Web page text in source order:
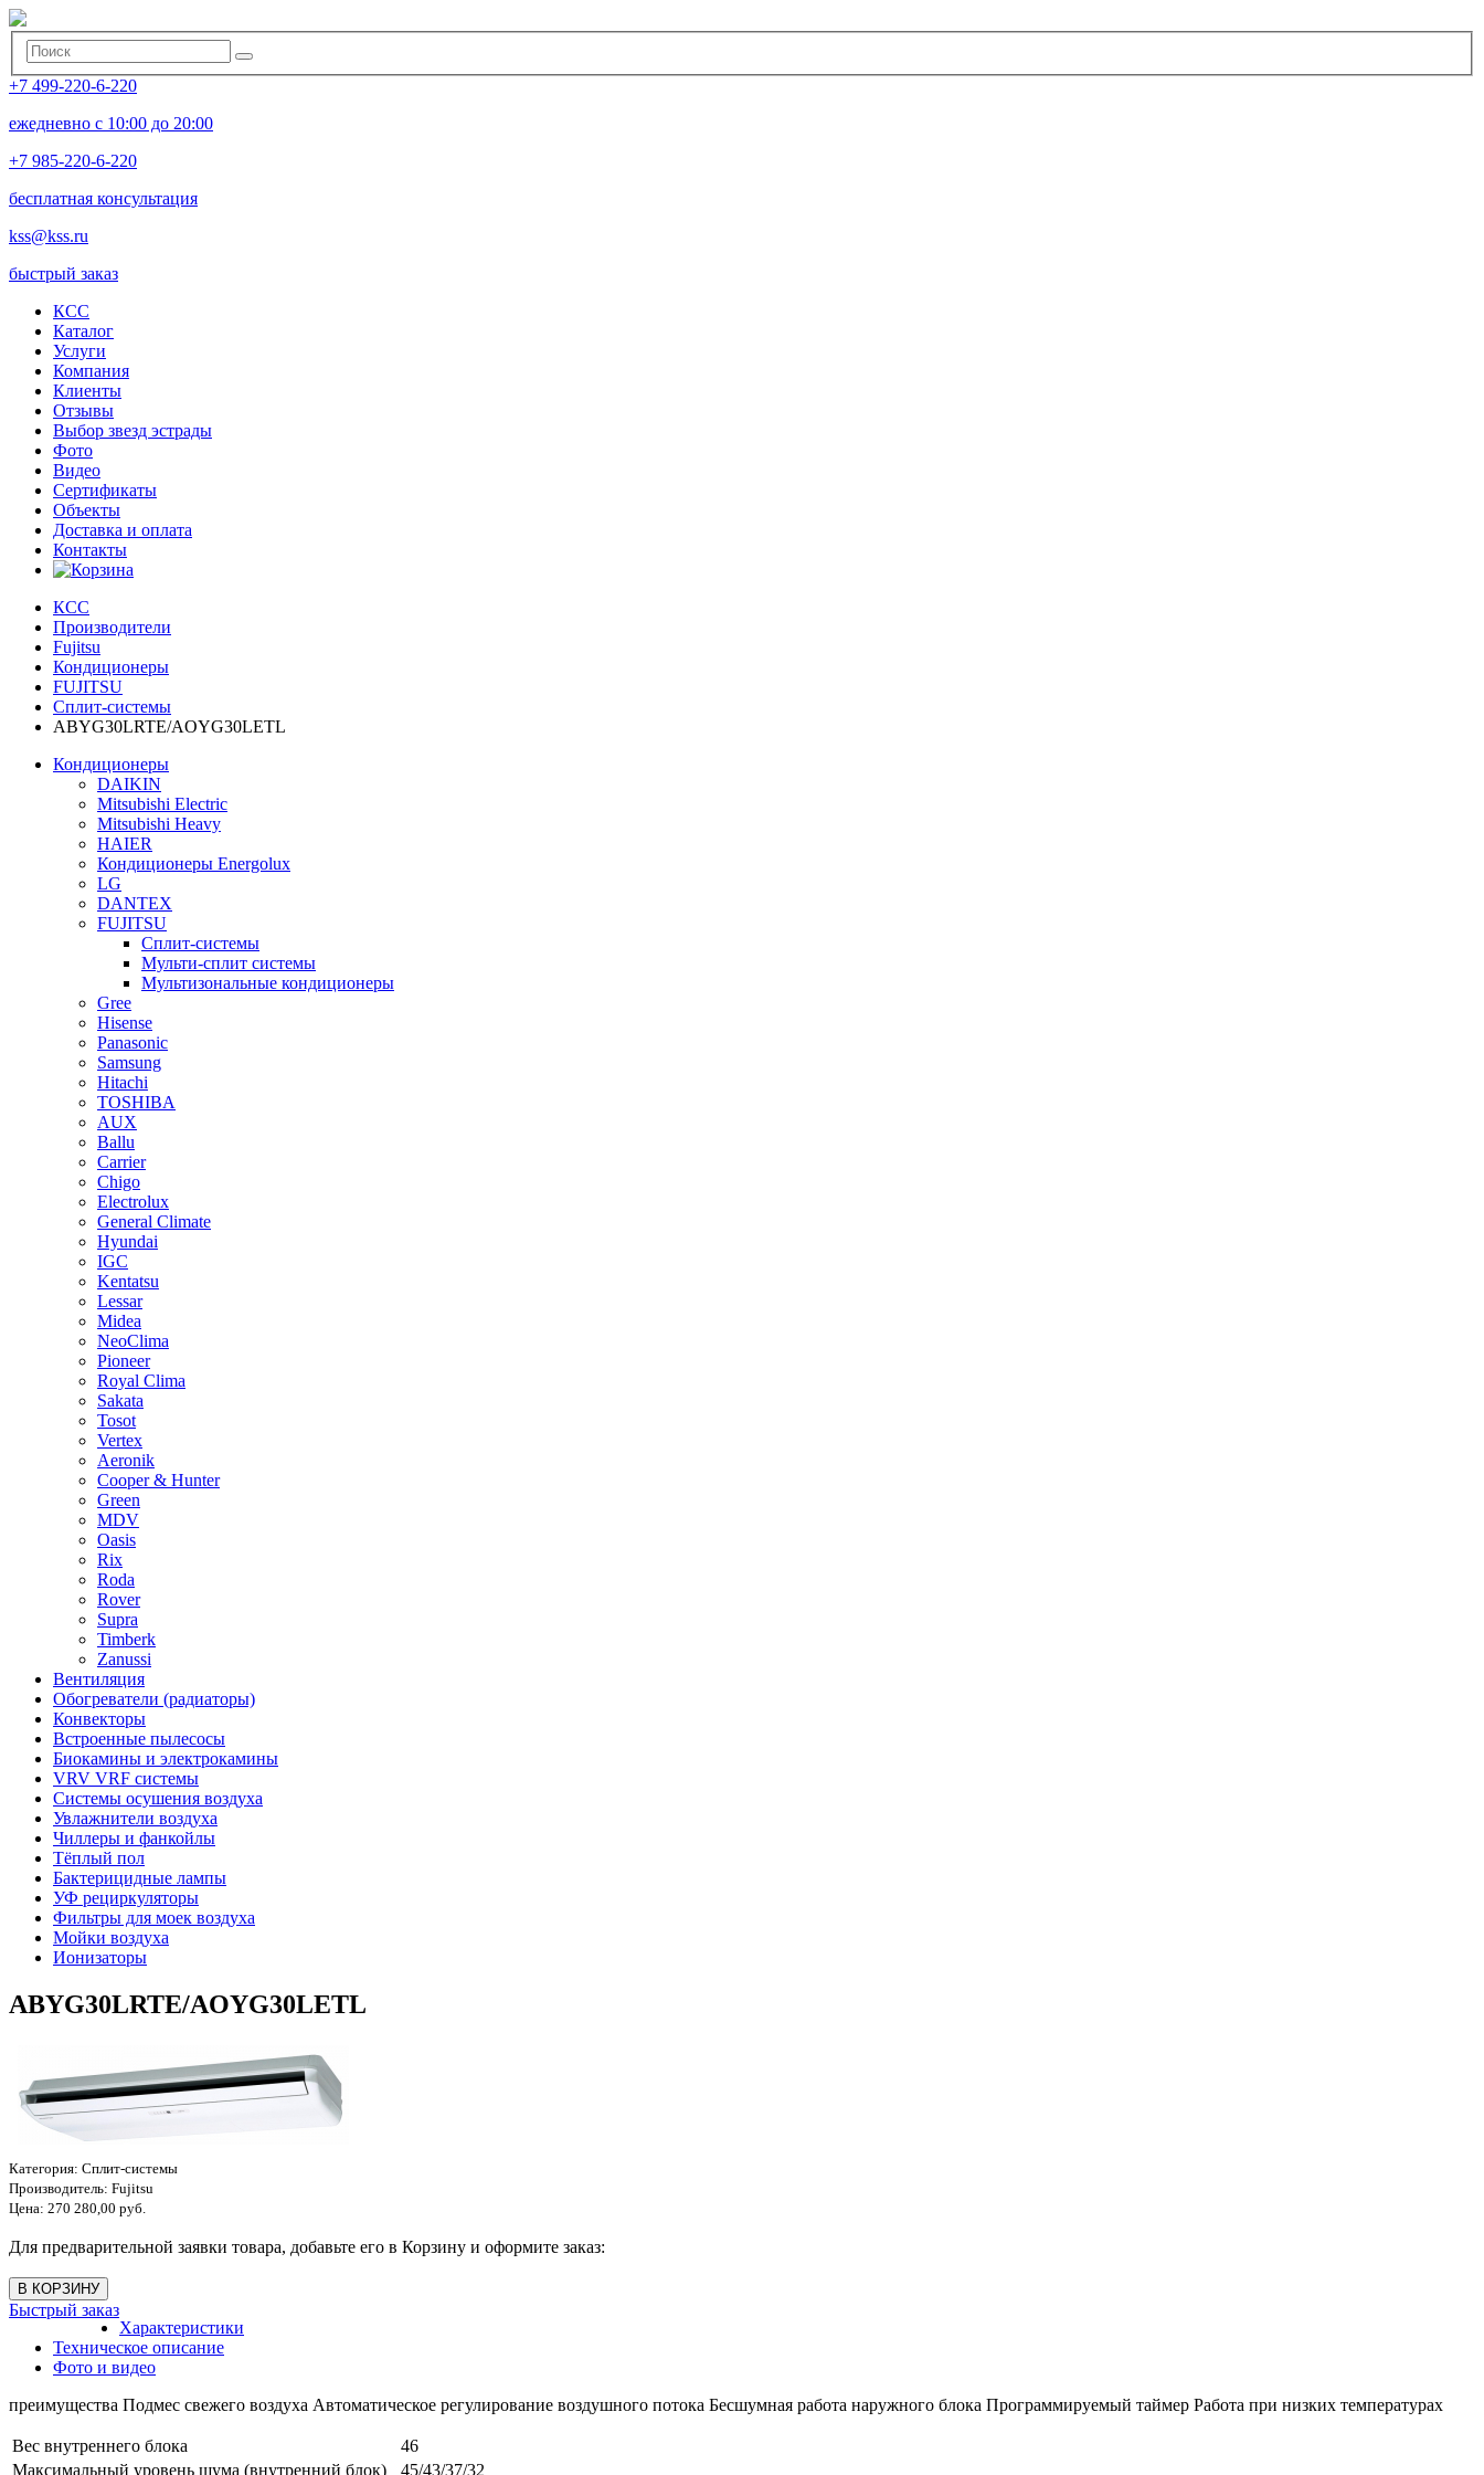
+7 499-220-6-220
ежедневно с 10:00 до 20:00
+7 985-220-6-220
бесплатная консультация
kss@kss.ru
быстрый заказ
КСС
Каталог
Услуги
Компания
Клиенты
Oтзывы
Выбор звезд эстрады
Фото
Видео
Сертификаты
Объекты
Доставка и оплата
Контакты
КСС
Производители
Fujitsu
Кондиционеры
FUJITSU
Сплит-системы
ABYG30LRTE/AOYG30LETL
Кондиционеры
DAIKIN
Mitsubishi Electric
Mitsubishi Heavy
HAIER
Кондиционеры Energolux
LG
DANTEX
FUJITSU
Сплит-системы
Мульти-сплит системы
Мультизональные кондиционеры
Gree
Hisense
Panasonic
Samsung
Hitachi
TOSHIBA
AUX
Ballu
Carrier
Chigo
Electrolux
General Climate
Hyundai
IGC
Kentatsu
Lessar
Midea
NeoClima
Pioneer
Royal Clima
Sakata
Tosot
Vertex
Aeronik
Cooper & Hunter
Green
MDV
Oasis
Rix
Roda
Rover
Supra
Timberk
Zanussi
Вентиляция
Обогреватели (радиаторы)
Конвекторы
Встроенные пылесосы
Биокамины и электрокамины
VRV VRF системы
Системы осушения воздуха
Увлажнители воздуха
Чиллеры и фанкойлы
Тёплый пол
Бактерицидные лампы
УФ рециркуляторы
Фильтры для моек воздуха
Мойки воздуха
Ионизаторы
ABYG30LRTE/AOYG30LETL
Категория: Сплит-системы
Производитель: Fujitsu
Цена: 270 280,00 руб.
Для предварительной заявки товара, добавьте его в Корзину и оформите заказ:
Быстрый заказ
Характеристики
Техническое описание
Фото и видео
преимущества Подмес свежего воздуха Автоматическое регулирование воздушного потока Бесшумная работа наружного блока Программируемый таймер Работа при низких температурах
Вес внутреннего блока
46
Максимальный уровень шума (внутренний блок)
45/43/37/32